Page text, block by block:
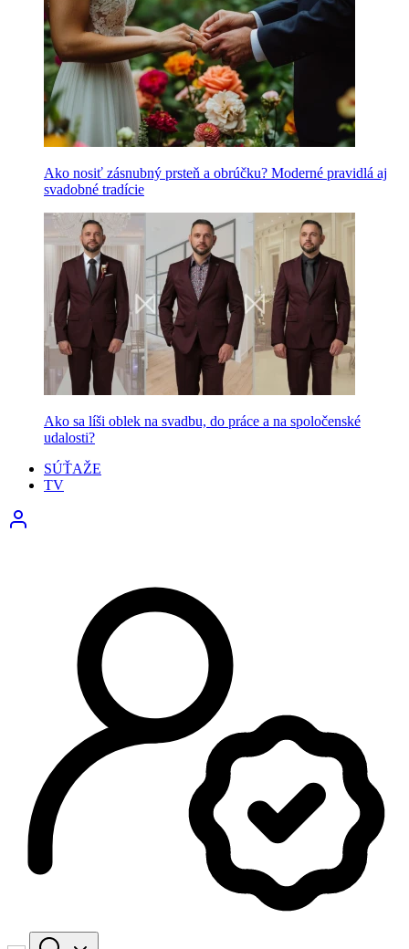
Ako nosiť zásnubný prsteň a obrúčku? Moderné pravidlá aj
svadobné tradície
Ako sa líši oblek na svadbu, do práce a na spoločenské
udalosti?
SÚŤAŽE
TV